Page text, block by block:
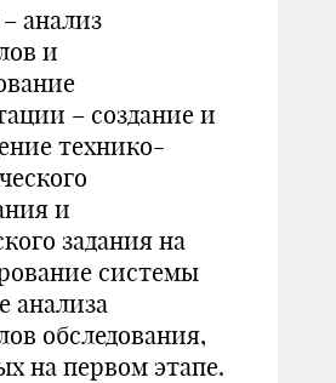
анализ
и
– создание и
технико-
и
задания на
системы
анализа
обследования,
на первом этапе.